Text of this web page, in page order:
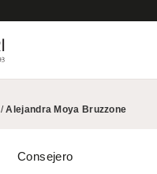
/Alejandra Moya Bruzzone
Consejero